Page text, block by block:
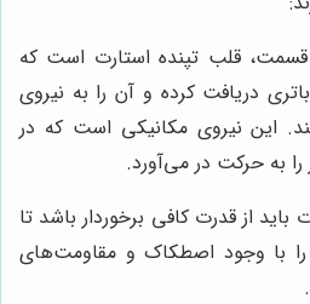
قسمت، قلب تپنده استارت است که
باتری دریافت کرده و آن را به نیروی
این نیروی مکانیکی است که در
به حرکت در می‌آورد.
باید از قدرت کافی برخوردار باشد تا
را با وجود اصطکاک و مقاومت‌های